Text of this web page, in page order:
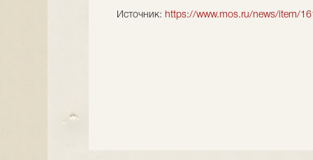
Источник: https://www.mos.ru/news/item/